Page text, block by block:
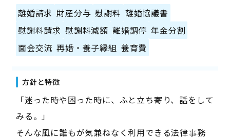
離婚請求 財産分与 慰謝料 離婚協議書
慰謝料請求 慰謝料減額 離婚調停 年金分割
面会交流 再婚・養子縁組 養育費
方針と特徴
「迷った時や困った時に、ふと立ち寄り、話をして
みる。」
そんな風に誰もが気兼ねなく利用できる法律事務